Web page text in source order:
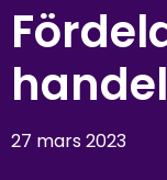
27 mars 2023